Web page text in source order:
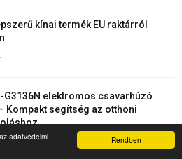
Rendben
adatvédelmi
kínai termék EU raktárról
G3136N elektromos csavarhúzó
Kompakt segítség az otthoni